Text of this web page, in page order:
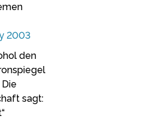
2003
den
sagt: